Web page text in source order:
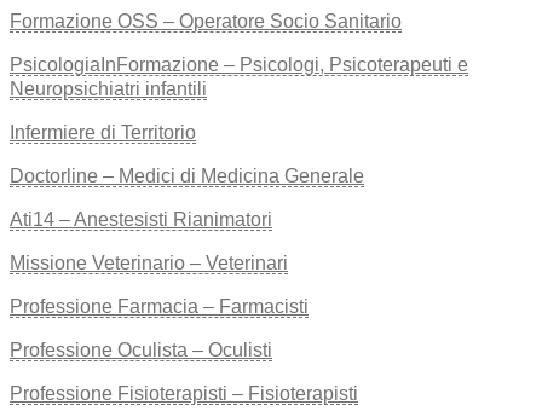
Formazione OSS – Operatore Socio Sanitario
PsicologiaInFormazione – Psicologi, Psicoterapeuti e
Neuropsichiatri infantili
Infermiere di Territorio
Doctorline – Medici di Medicina Generale
Ati14 – Anestesisti Rianimatori
Missione Veterinario – Veterinari
Professione Farmacia – Farmacisti
Professione Oculista – Oculisti
Professione Fisioterapisti – Fisioterapisti